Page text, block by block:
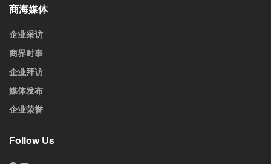
商海媒体
企业采访
商界时事
企业拜访
媒体发布
企业荣誉
Follow Us